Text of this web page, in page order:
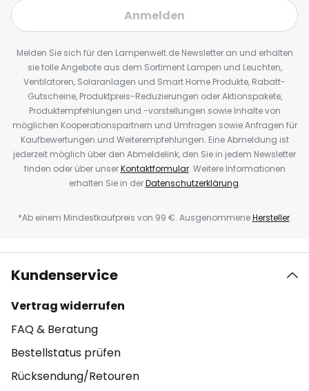
Anmelden
Melden Sie sich für den Lampenwelt.de Newsletter an und erhalten
sie tolle Angebote aus dem Sortiment Lampen und Leuchten,
Ventilatoren, Solaranlagen und Smart Home Produkte, Rabatt-
Gutscheine, Produktpreis-Reduzierungen oder Aktionspakete,
Produktempfehlungen und -vorstellungen sowie Inhalte von
möglichen Kooperationspartnern und Umfragen sowie Anfragen für
Kaufbewertungen und Weiterempfehlungen. Eine Abmeldung ist
jederzeit möglich über den Abmeldelink, den Sie in jedem Newsletter
finden oder über unserKontaktformular. Weitere Informationen
erhalten Sie in derDatenschutzerklärung.
*Ab einem Mindestkaufpreis von 99 €. AusgenommeneHersteller.
Kundenservice
Vertrag widerrufen
FAQ & Beratung
Bestellstatus prüfen
Rücksendung/Retouren